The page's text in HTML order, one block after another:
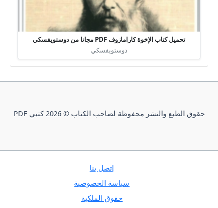
تحميل كتاب الإخوة كارامازوف PDF مجانا من دوستويفسكي
دوستويفسكي
حقوق الطبع والنشر محفوظة لصاحب الكتاب © 2026 كتبي PDF
إتصل بنا
سياسة الخصوصية
حقوق الملكية